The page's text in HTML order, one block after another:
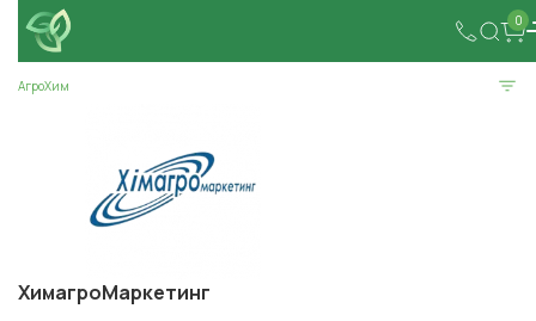
0
АгроХим
ХимагроМаркетинг